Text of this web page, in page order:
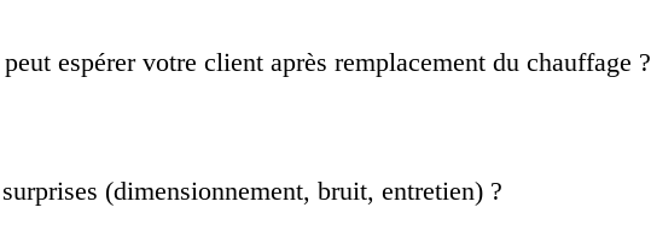
espérer votre client après remplacement du chauffage ?
(dimensionnement, bruit, entretien) ?